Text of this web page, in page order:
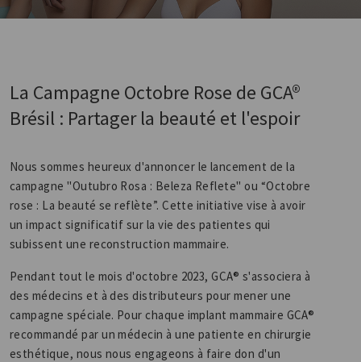
La Campagne Octobre Rose de GCA®
Brésil : Partager la beauté et l'espoir
Nous sommes heureux d'annoncer le lancement de la
campagne "Outubro Rosa : Beleza Reflete" ou “Octobre
rose : La beauté se reflète”. Cette initiative vise à avoir
un impact significatif sur la vie des patientes qui
subissent une reconstruction mammaire.
Pendant tout le mois d'octobre 2023, GCA® s'associera à
des médecins et à des distributeurs pour mener une
campagne spéciale. Pour chaque implant mammaire GCA®
recommandé par un médecin à une patiente en chirurgie
esthétique, nous nous engageons à faire don d'un